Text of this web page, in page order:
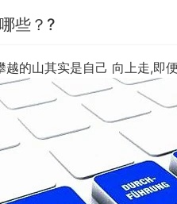
些？?
的山其实是自己 向上走,即